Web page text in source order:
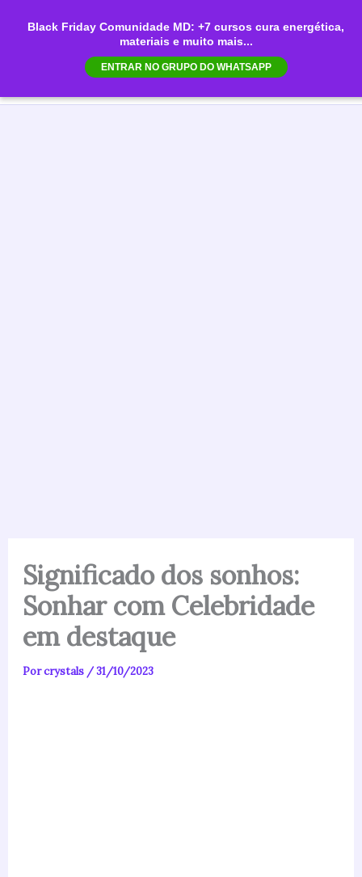
Black Friday Comunidade MD: +7 cursos cura energética,
materiais e muito mais...
ENTRAR NO GRUPO DO WHATSAPP
para
Significado dos sonhos:
Sonhar com Celebridade
em destaque
Porcrystals /31/10/2023